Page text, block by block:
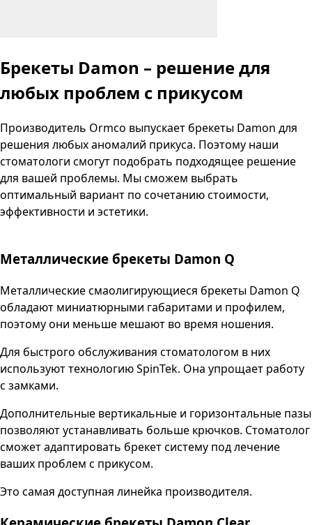
Брекеты Damon – решение для
любых проблем с прикусом
Производитель Ormco выпускает брекеты Damon для
решения любых аномалий прикуса. Поэтому наши
стоматологи смогут подобрать подходящее решение
для вашей проблемы. Мы сможем выбрать
оптимальный вариант по сочетанию стоимости,
эффективности и эстетики.
Металлические брекеты Damon Q
Металлические смаолигирующиеся брекеты Damon Q
обладают миниатюрными габаритами и профилем,
поэтому они меньше мешают во время ношения.
Для быстрого обслуживания стоматологом в них
используют технологию SpinTek. Она упрощает работу
с замками.
Дополнительные вертикальные и горизонтальные пазы
позволяют устанавливать больше крючков. Стоматолог
сможет адаптировать брекет систему под лечение
ваших проблем с прикусом.
Это самая доступная линейка производителя.